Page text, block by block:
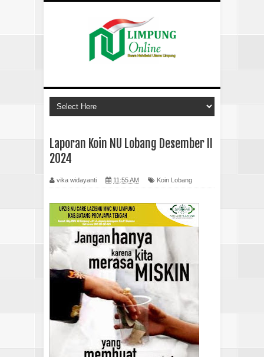
Laporan Koin NU Lobang Desember II
2024
vika widayanti 11:55 AM Koin Lobang